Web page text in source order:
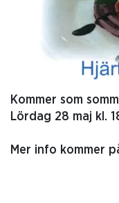
Kommer som
Lördag 28 maj kl.
Mer info kommer